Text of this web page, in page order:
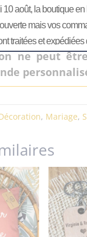
à
de la
ne peut
, Mariage,
10 août, la boutique en
mais vos
traitées et expédiées
partir du 11 août.